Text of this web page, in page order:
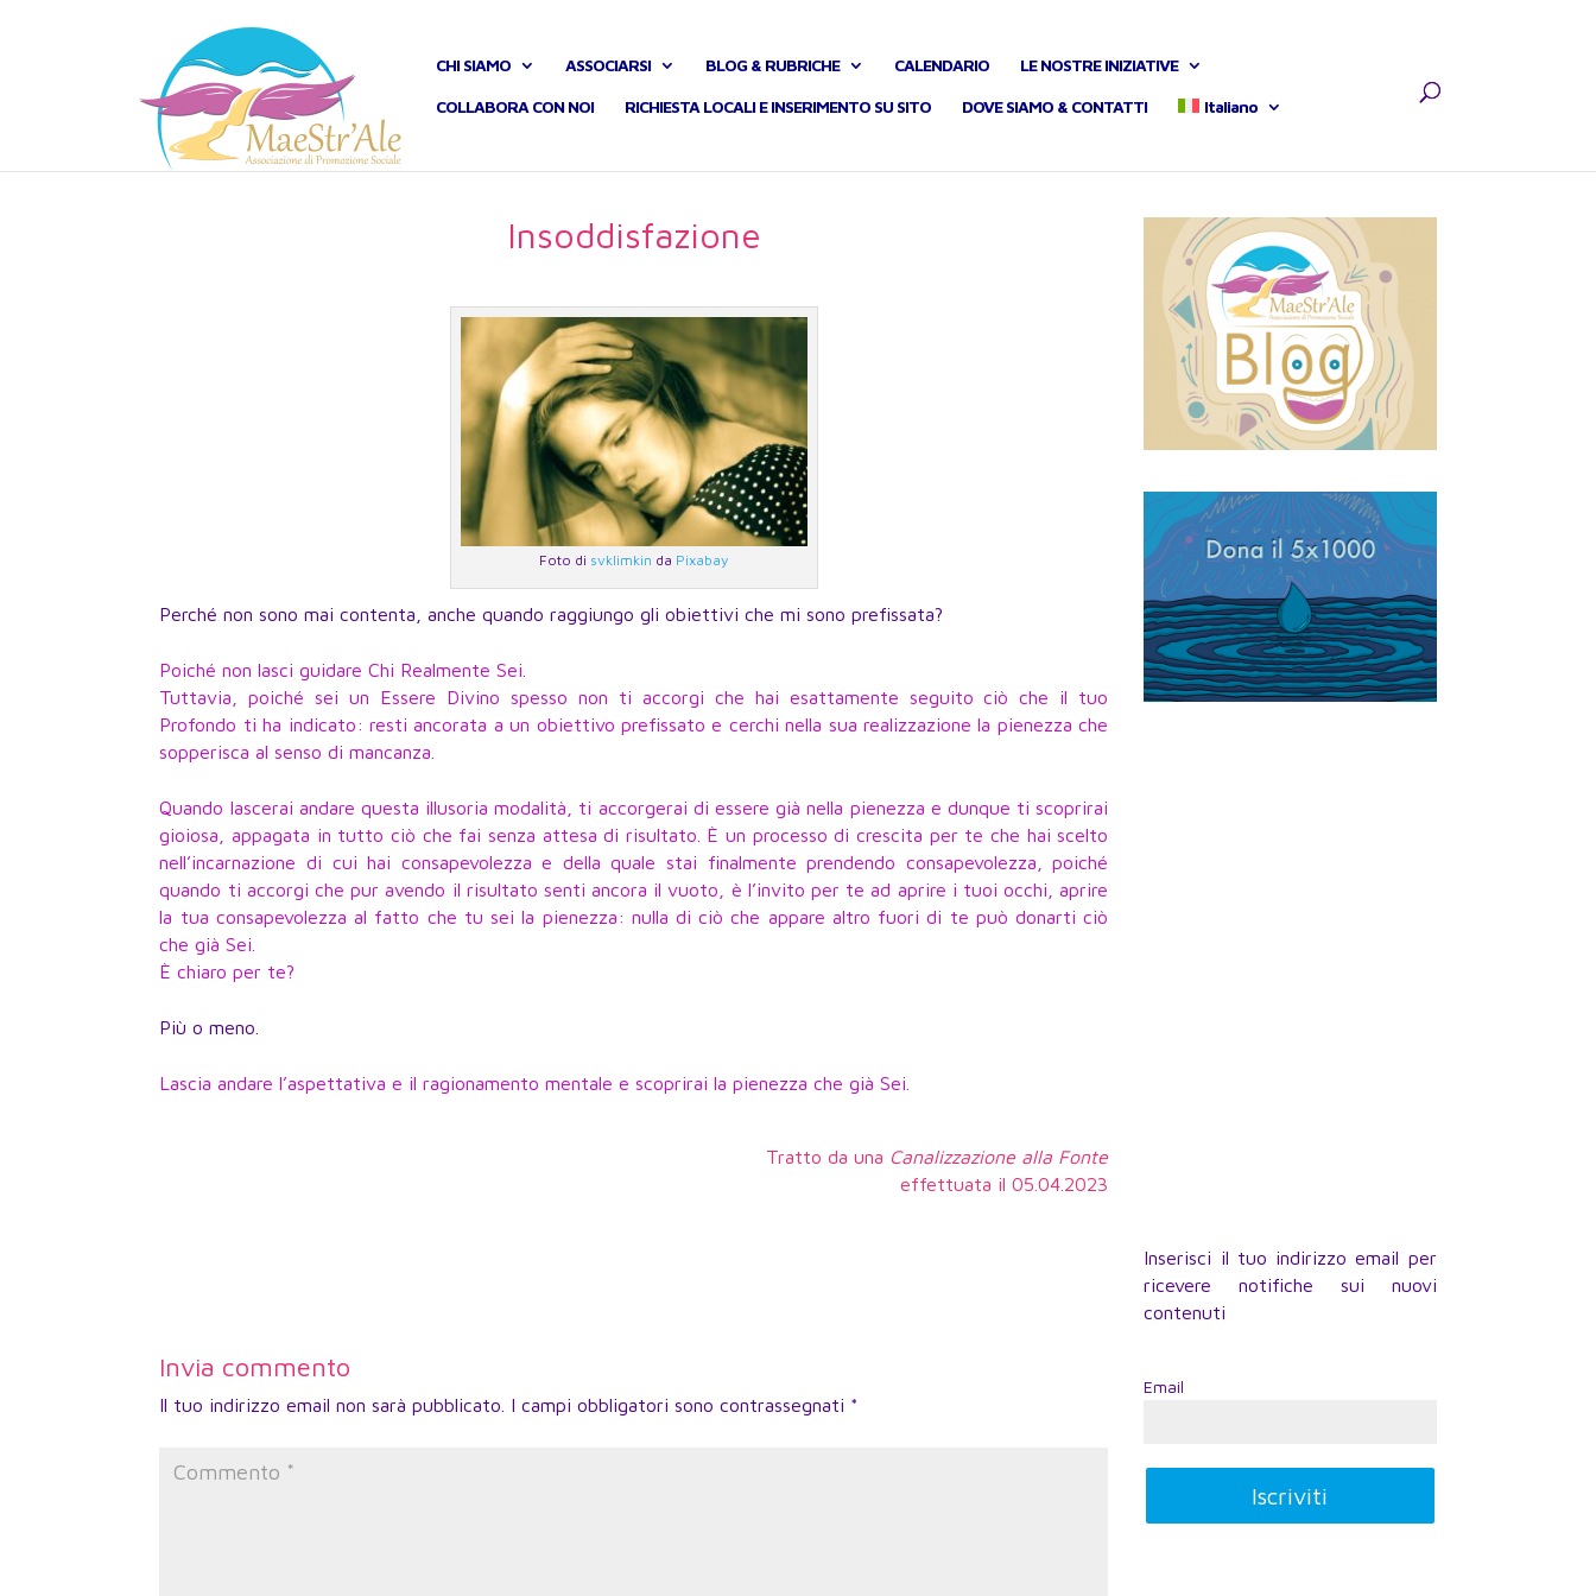
CHI SIAMO ASSOCIARSI BLOG & RUBRICHE CALENDARIO LE NOSTRE INIZIATIVE
COLLABORA CON NOI RICHIESTA LOCALI E INSERIMENTO SU SITO DOVE SIAMO & CONTATTI Italiano
Insoddisfazione
Foto di svklimkin da Pixabay
Perché non sono mai contenta, anche quando raggiungo gli obiettivi che mi sono prefissata?
Poiché non lasci guidare Chi Realmente Sei.
Tuttavia, poiché sei un Essere Divino spesso non ti accorgi che hai esattamente seguito ciò che il tuo
Profondo ti ha indicato: resti ancorata a un obiettivo prefissato e cerchi nella sua realizzazione la pienezza che
sopperisca al senso di mancanza.
Quando lascerai andare questa illusoria modalità, ti accorgerai di essere già nella pienezza e dunque ti scoprirai
gioiosa, appagata in tutto ciò che fai senza attesa di risultato. È un processo di crescita per te che hai scelto
nell’incarnazione di cui hai consapevolezza e della quale stai finalmente prendendo consapevolezza, poiché
quando ti accorgi che pur avendo il risultato senti ancora il vuoto, è l’invito per te ad aprire i tuoi occhi, aprire
la tua consapevolezza al fatto che tu sei la pienezza: nulla di ciò che appare altro fuori di te può donarti ciò
che già Sei.
È chiaro per te?
Più o meno.
Lascia andare l’aspettativa e il ragionamento mentale e scoprirai la pienezza che già Sei.
Tratto da una Canalizzazione alla Fonte
effettuata il 05.04.2023
Invia commento
Il tuo indirizzo email non sarà pubblicato. I campi obbligatori sono contrassegnati *
Inserisci il tuo indirizzo email per
ricevere notifiche sui nuovi
contenuti
Email